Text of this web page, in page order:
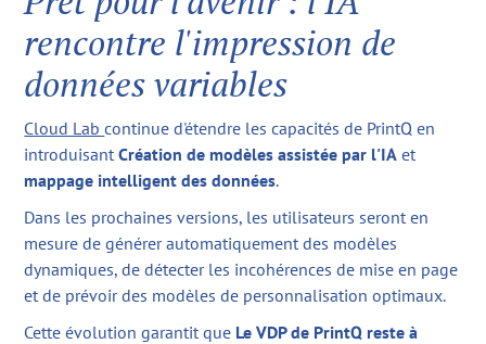
rencontre l'impression de
données variables
Cloud Labcontinue d'étendre les capacités de PrintQ en
introduisantCréation de modèles assistée par l'IA et
mappage intelligent des données.
Dans les prochaines versions, les utilisateurs seront en
mesure de générer automatiquement des modèles
dynamiques, de détecter les incohérences de mise en page
et de prévoir des modèles de personnalisation optimaux.
Cette évolution garantit que Le VDP de PrintQ reste à